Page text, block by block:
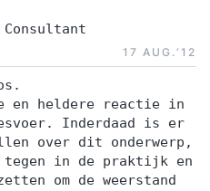
17 AUG.‘12
en heldere reactie in
Inderdaad is er
over dit onderwerp,
tegen in de praktijk en
om de weerstand